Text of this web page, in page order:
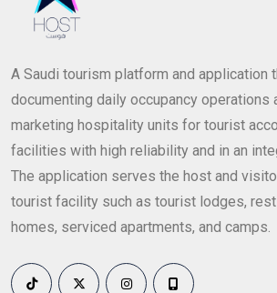
A Saudi tourism platform and application
documenting daily occupancy operations
marketing hospitality units for tourist
facilities with high reliability and in an
The application serves the host and
tourist facility such as tourist lodges,
homes, serviced apartments, and camps.